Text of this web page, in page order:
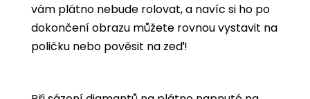
vám plátno nebude rolovat, a navíc si ho po
dokončení obrazu můžete rovnou vystavit na
poličku nebo pověsit na zeď!